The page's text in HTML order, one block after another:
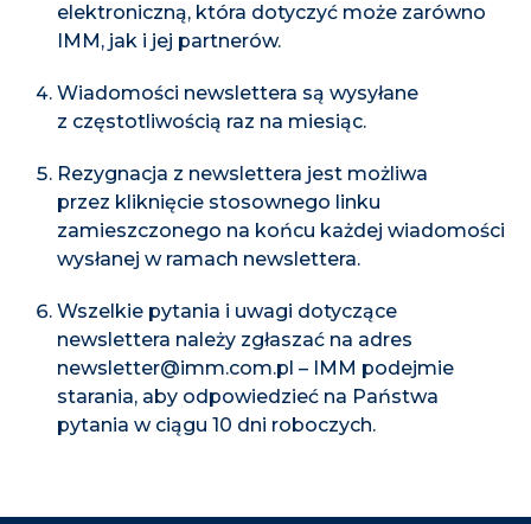
elektroniczną, która dotyczyć może zarówno
IMM, jak i jej partnerów.
Wiadomości newslettera są wysyłane
z częstotliwością raz na miesiąc.
Rezygnacja z newslettera jest możliwa
przez kliknięcie stosownego linku
zamieszczonego na końcu każdej wiadomości
wysłanej w ramach newslettera.
Wszelkie pytania i uwagi dotyczące
newslettera należy zgłaszać na adres
newsletter@imm.com.pl – IMM podejmie
starania, aby odpowiedzieć na Państwa
pytania w ciągu 10 dni roboczych.